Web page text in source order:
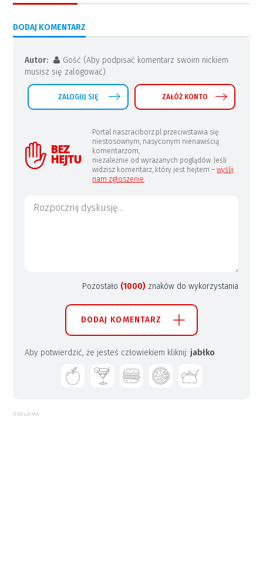
DODAJ KOMENTARZ
Autor:
Gość (Aby podpisać komentarz swoim nickiem
musisz się zalogować)
ZALOGUJ SIĘ ZAŁÓŻ KONTO
Portal naszraciborz.pl przeciwstawia się
niestosownym, nasyconym nienawiścią
komentarzom,
niezależnie od wyrażanych poglądów. Jeśli
widzisz komentarz, który jest hejtem –wyślij
nam zgłoszenie
Pozostało (1000) znaków do wykorzystania
DODAJ KOMENTARZ
Aby potwierdzić, że jesteś człowiekiem kliknij: jabłko
REKLAMA